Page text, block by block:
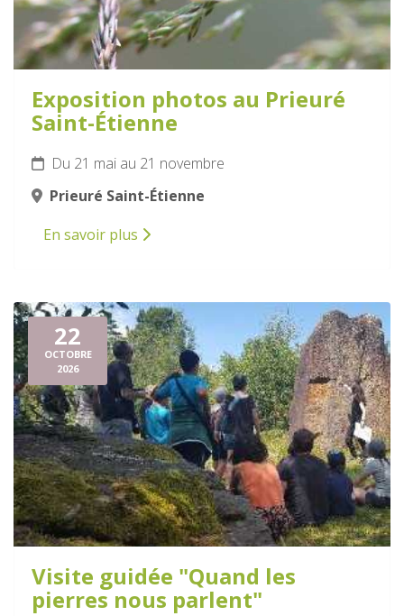
Exposition photos au Prieuré
Saint-Étienne
Du 21 mai au 21 novembre
Prieuré Saint-Étienne
En savoir plus
22
OCTOBRE
2026
Visite guidée "Quand les
pierres nous parlent"